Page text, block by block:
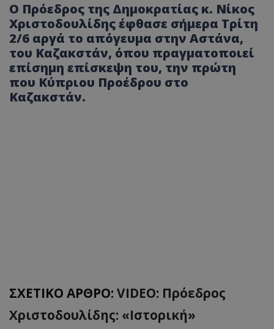
Ο Πρόεδρος της Δημοκρατίας κ. Νίκος
Χριστοδουλίδης έφθασε σήμερα Τρίτη
2/6 αργά το απόγευμα στην Αστάνα,
του Καζακστάν, όπου πραγματοποιεί
επίσημη επίσκεψη του, την πρώτη
που Κύπριου Προέδρου στο
Καζακστάν.
ΣΧΕΤΙΚΟ ΑΡΘΡΟ: VIDEO: Πρόεδρος
Χριστοδουλίδης: «Ιστορική»